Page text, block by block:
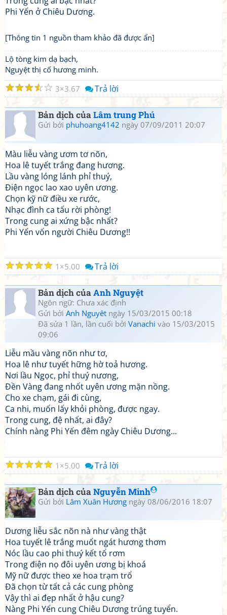
Phi Yến ở Chiêu Dương.
[Thông tin 1 nguồn tham khảo đã được ẩn]
Lộ tòng kim dạ bạch,
Nguyệt thị cố hương minh.
☆
☆
☆
☆
☆ 3 3.67 Trả lời
Bản dịch củaLâm trung Phú
Gửi bởi phuhoang4142 ngày 07/09/2011 20:07
Màu liễu vàng ươm tơ nõn,
Hoa lê tuyết trắng đang hương.
Lầu vàng lóng lánh phỉ thuý,
Điện ngọc lao xao uyên ương.
Chọn kỹ nữ điều xe rước,
Nhạc đình ca tấu rời phòng!
Trong cung ai xứng bậc nhất?
Phi Yến vốn người Chiêu Dương!!
☆
☆
☆
☆
☆ 1 5.00 Trả lời
Bản dịch củaAnh Nguyệt
Ngôn ngữ: Chưa xác định
Gửi bởi Anh Nguyêt ngày 15/03/2015 00:18
Đã sửa 1 lần, lần cuối bởi Vanachi vào 15/03/2015
09:06
Liễu mầu vàng nõn như tơ,
Hoa lê như tuyết hững hờ toả hương.
Nơi lầu Ngọc, phỉ thuý nương,
Đền Vàng đang nhốt uyên ương mặn nồng.
Cho xe chạm, gái đi cùng,
Ca nhi, muốn lấy khỏi phòng, được ngay.
Trong cung, đệ nhất, ai đây?
Chính nàng Phi Yến đêm ngày Chiêu Dương...
☆
☆
☆
☆
☆ 1 5.00 Trả lời
Bản dịch củaNguyễn Minh
Gửi bởi Lâm Xuân Hương ngày 08/06/2016 18:07
Dương liễu sắc nõn nà như vàng thật
Hoa tuyết lê trắng muốt ngát hương thơm
Nóc lầu cao phi thuý kết tổ rơm
Trong điện nọ đôi uyên ương bị khoá
Mỹ nữ được theo xe hoa trạm trổ
Đã chọn từ tất cả các cung phòng
Vậy thì ai đẹp nhất ở hậu cung?
Nàng Phi Yến cung Chiêu Dương trúng tuyển.